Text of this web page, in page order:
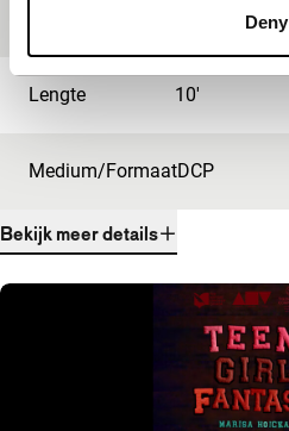
Deny
IFFR 2024
Lengte 10'
Medium/FormaatDCP
Bekijk meer details